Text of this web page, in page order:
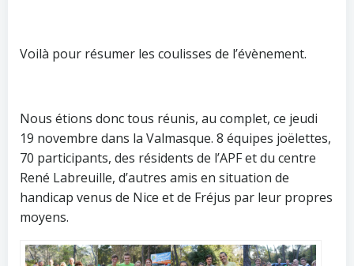
Voilà pour résumer les coulisses de l’évènement.
Nous étions donc tous réunis, au complet, ce jeudi
19 novembre dans la Valmasque. 8 équipes joëlettes,
70 participants, des résidents de l’APF et du centre
René Labreuille, d’autres amis en situation de
handicap venus de Nice et de Fréjus par leur propres
moyens.